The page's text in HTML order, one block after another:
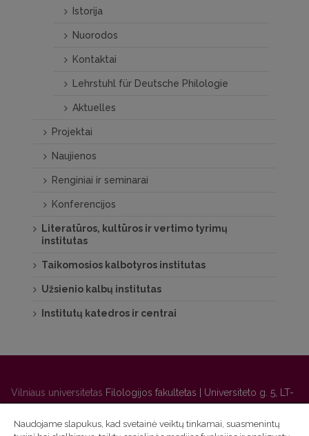
Istorija
Nuorodos
Kontaktai
Lehrstuhl für Deutsche Philologie
Aktuelles
Projektai
Naujienos
Renginiai ir seminarai
Konferencijos
Literatūros, kultūros ir vertimo tyrimų
institutas
Taikomosios kalbotyros institutas
Užsienio kalbų institutas
Institutų katedros ir centrai
Vilniaus universitetas Filologijos fakultetas | Universiteto g. 5, LT-
01131 Vilnius
Studijų skyriaus(studijų ir tvarkaraščio klausimai) tel. (0 5) 268
Naudojame slapukus, kad svetainė veiktų tinkamai, suasmenintų